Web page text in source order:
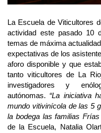
La Escuela de Viticultores
actividad este pasado 10
temas de máxima
expectativas de los
aforo disponible y que
tanto viticultores de La
investigadores y
autónomas. “La iniciativa
mundo vitivinícola de las 5
la bodega las familias
de la Escuela, Natalia